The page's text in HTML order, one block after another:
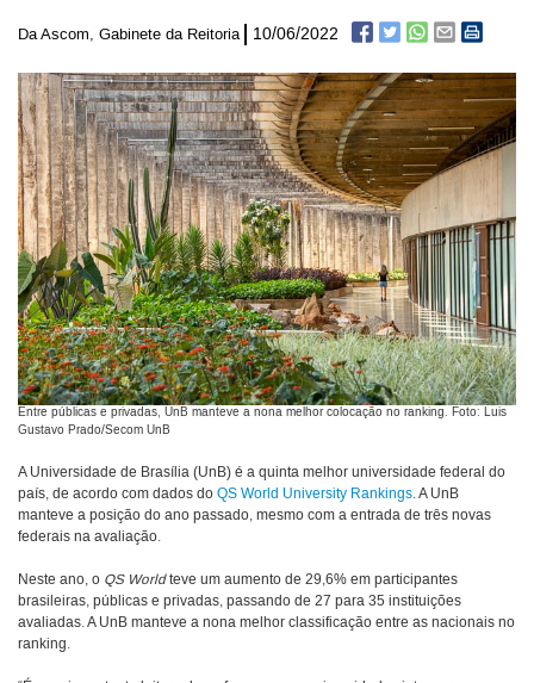
Da Ascom, Gabinete da Reitoria 10/06/2022
Entre públicas e privadas, UnB manteve a nona melhor colocação no ranking. Foto: Luis
Gustavo Prado/Secom UnB
A Universidade de Brasília (UnB) é a quinta melhor universidade federal do
país, de acordo com dados do QS World University Rankings. A UnB
manteve a posição do ano passado, mesmo com a entrada de três novas
federais na avaliação.
Neste ano, o QS Worldteve um aumento de 29,6% em participantes
brasileiras, públicas e privadas, passando de 27 para 35 instituições
avaliadas. A UnB manteve a nona melhor classificação entre as nacionais no
ranking.